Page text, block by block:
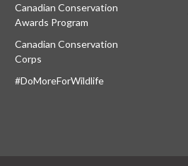
Canadian Conservation
Awards Program
Canadian Conservation
Corps
#DoMoreForWildlife